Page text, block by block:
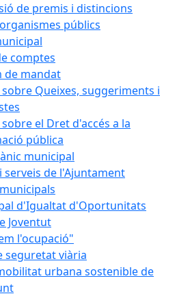
de premis i distincions
públics
comptes
de mandat
sobre Queixes, suggeriments i
el Dret d'accés a la
pública
municipal
serveis de l'Ajuntament
d'Igualtat d'Oportunitats
Joventut
l'ocupació"
seguretat viària
urbana sostenible de